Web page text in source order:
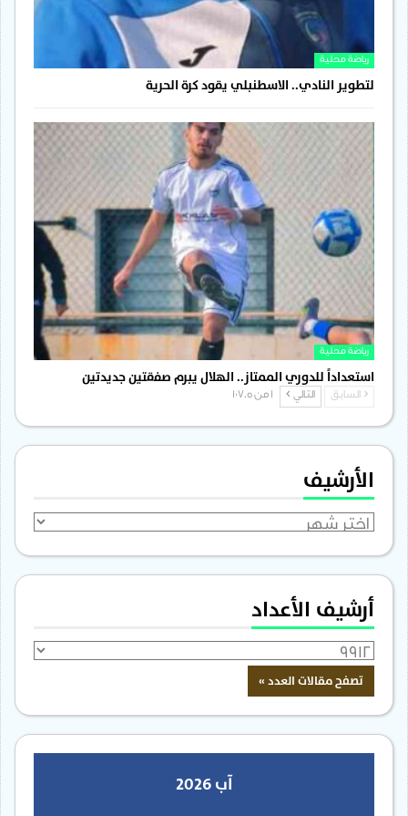
رياضة محلية
لتطوير النادي.. الاسطنبلي يقود كرة الحرية
رياضة محلية
استعداداً للدوري الممتاز.. الهلال يبرم صفقتين جديدتين
السابق التالي
الأرشيف
الأرشيف
أرشيف الأعداد
آب 2026